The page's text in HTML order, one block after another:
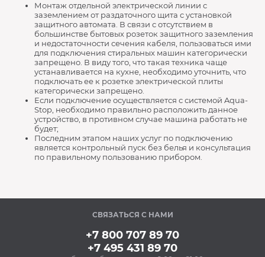
Монтаж отдельной электрической линии с
заземлением от раздаточного щита с установкой
защитного автомата. В связи с отсутствием в
большинстве бытовых розеток защитного заземления
и недостаточности сечения кабеля, пользоваться ими
для подключения стиральных машин категорически
запрещено. В виду того, что такая техника чаще
устанавливается на кухне, необходимо уточнить, что
подключать ее к розетке электрической плиты
категорически запрещено.
Если подключение осуществляется с системой Aqua-
Stop, необходимо правильно расположить данное
устройство, в противном случае машина работать не
будет;
Последним этапом наших услуг по подключению
является контрольный пуск без белья и консультация
по правильному пользованию прибором.
СВЯЗАТЬСЯ С НАМИ
+7 800 707 89 70
+7 495 431 89 70